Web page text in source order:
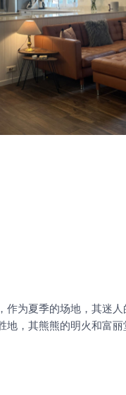
作为夏季的场地，其迷
地，其熊熊的明火和富